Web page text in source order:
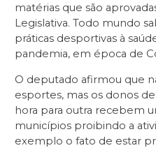
matérias que são
Legislativa. Todo mundo
práticas desportivas à
pandemia, em época de
O deputado afirmou que
esportes, mas os donos
hora para outra recebem
municípios proibindo a
exemplo o fato de estar